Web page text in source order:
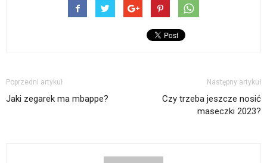
Poprzedni artykuł
Jaki zegarek ma mbappe?
Następny artykuł
Czy trzeba jeszcze nosić
maseczki 2023?